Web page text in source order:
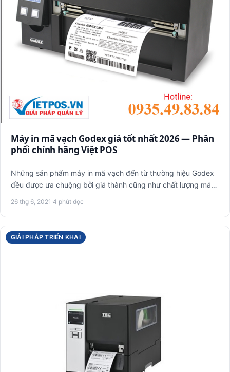
Máy in mã vạch Godex giá tốt nhất 2026 — Phân
phối chính hãng Việt POS
Những sản phẩm máy in mã vạch đến từ thường hiệu Godex
đều được ưa chuộng bởi giá thành cũng như chất lượng máy.
26 thg 6, 2021 ·4 phút đọc
GIẢI PHÁP TRIỂN KHAI